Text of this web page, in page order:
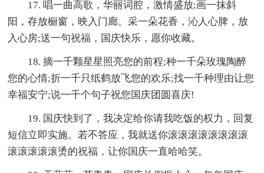
17. 唱一曲高歌，华丽词腔，激情盛放;画一抹斜
阳，存放橱窗，映入门廊。采一朵花香，沁人心脾，放
入心房;送一句祝福，国庆快乐，愿你收藏。
18. 摘一千颗星星照亮您的前程;种一千朵玫瑰陶醉
您的心情;折一千只纸鹤放飞您的欢乐;找一千种理由让您
幸福安宁;说一千个句子祝您国庆团圆喜庆!
19. 国庆快到了，我决定给你请我吃饭的权力，回复
短信立即实施。若不答应，我就送你滚滚滚滚滚滚滚滚
滚滚滚滚滚烫的祝福，让你国庆一直哈哈笑。